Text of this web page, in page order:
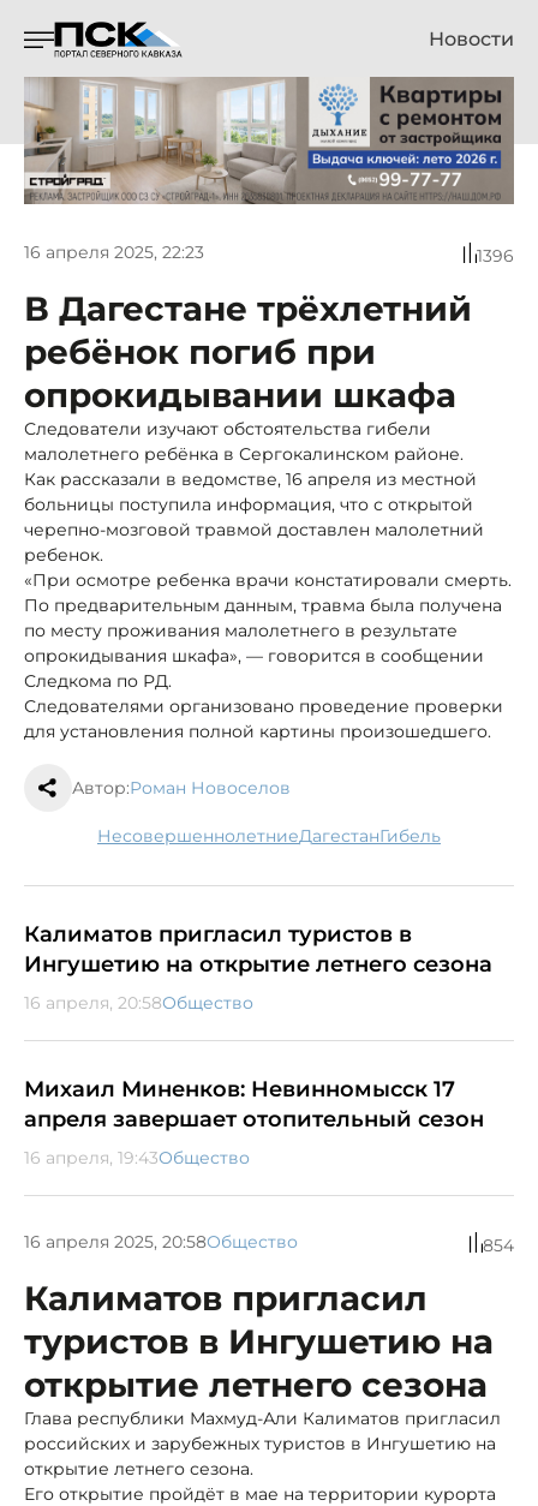
Новости
16 апреля 2025, 22:23 1396
В Дагестане трёхлетний
ребёнок погиб при
опрокидывании шкафа
Следователи изучают обстоятельства гибели
малолетнего ребёнка в Сергокалинском районе.
Как рассказали в ведомстве, 16 апреля из местной
больницы поступила информация, что с открытой
черепно-мозговой травмой доставлен малолетний
ребенок.
«При осмотре ребенка врачи констатировали смерть.
По предварительным данным, травма была получена
по месту проживания малолетнего в результате
опрокидывания шкафа», — говорится в сообщении
Следкома по РД.
Следователями организовано проведение проверки
для установления полной картины произошедшего.
Автор:Роман Новоселов
несовершеннолетние Дагестан гибель
Калиматов пригласил туристов в
Ингушетию на открытие летнего сезона
16 апреля, 20:58Общество
Михаил Миненков: Невинномысск 17
апреля завершает отопительный сезон
16 апреля, 19:43Общество
16 апреля 2025, 20:58Общество 854
Калиматов пригласил
туристов в Ингушетию на
открытие летнего сезона
Глава республики Махмуд-Али Калиматов пригласил
российских и зарубежных туристов в Ингушетию на
открытие летнего сезона.
Его открытие пройдёт в мае на территории курорта